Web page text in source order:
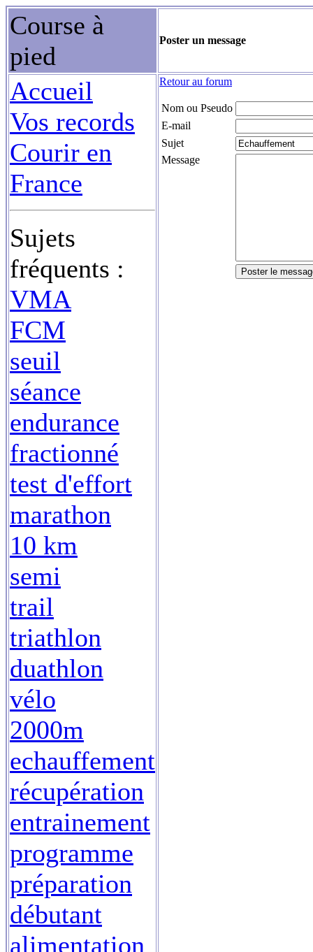
Course à
pied
Poster un message
Accueil
Vos records
Courir en
France
Sujets
fréquents :
VMA
FCM
seuil
séance
endurance
fractionné
test d'effort
marathon
10 km
semi
trail
triathlon
duathlon
vélo
2000m
echauffement
récupération
entrainement
programme
préparation
débutant
alimentation
Retour au forum
Nom ou Pseudo
E-mail
Sujet
Message